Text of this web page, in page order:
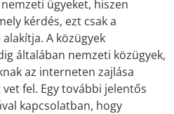
ügyeket, hiszen
kérdés, ezt csak a
A közügyek
általában nemzeti közügyek,
az interneten zajlása
fel. Egy további jelentős
kapcsolatban, hogy